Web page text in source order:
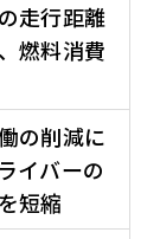
走行距離
燃料消費
の削減に
イバーの
短縮